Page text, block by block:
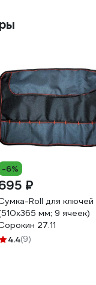
-6%
₽
Roll для ключей
мм; 9 ячеек)
27.11
4.4(9)